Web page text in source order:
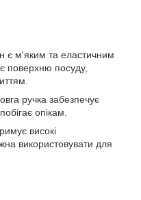
є м'яким та еластичним
поверхню посуду,
ручка забезпечує
опікам.
високі
використовувати для